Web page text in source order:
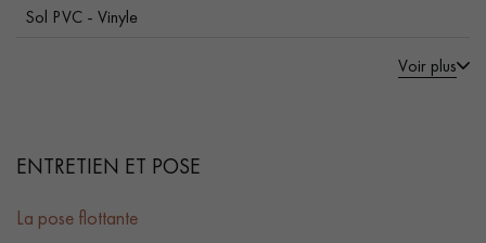
Sol PVC - Vinyle
Voir plus
ENTRETIEN ET POSE
La pose flottante